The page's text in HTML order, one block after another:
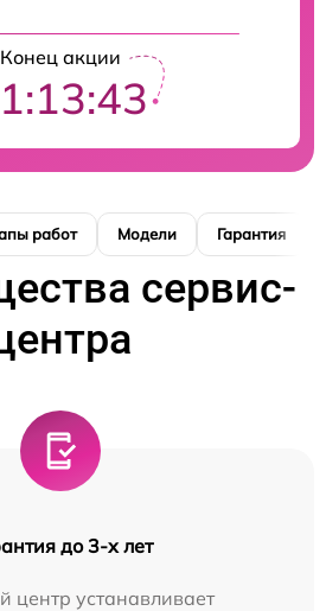
Конец акции
работ Модели Гарантия
сервис-
до 3-х лет
центр устанавливает